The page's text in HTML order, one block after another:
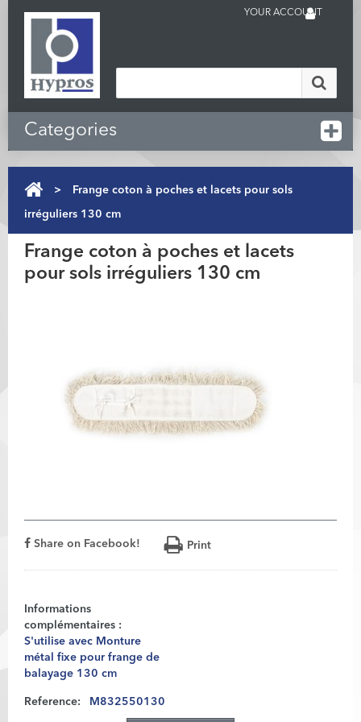
YOUR ACCOUNT
Categories
> Frange coton à poches et lacets pour sols
irréguliers 130 cm
Frange coton à poches et lacets
pour sols irréguliers 130 cm
Share on Facebook! Print
Informations
complémentaires :
S'utilise avec Monture
métal fixe pour frange de
balayage 130 cm
Reference: M832550130